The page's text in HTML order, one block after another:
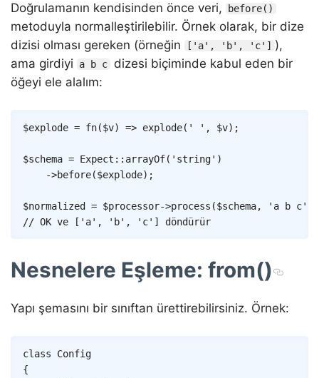
Doğrulamanın kendisinden önce veri, before()
metoduyla normalleştirilebilir. Örnek olarak, bir dize
dizisi olması gereken (örneğin
['a', 'b', 'c'] ),
ama girdiyi
a b c
dizesi biçiminde kabul eden bir
öğeyi ele alalım:
$explode = fn($v) => explode( ' ' , $v) ;
$schema = Expect :: arrayOf( 'string' )
->before($explode) ;
$normalized = $processor->process ($schema, 'a b c'
// OK ve ['a', 'b', 'c'] döndürür
Nesnelere Eşleme: from()
Yapı şemasını bir sınıftan ürettirebilirsiniz. Örnek:
class
Config
{